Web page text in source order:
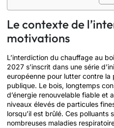
Le contexte de
motivations
L’interdiction du chauffage au
2027 s’inscrit dans une série
européenne pour lutter contre
publique. Le bois, longtemps
d’énergie renouvelable fiable et
niveaux élevés de particules
lorsqu’il est brûlé. Ces polluants
nombreuses maladies